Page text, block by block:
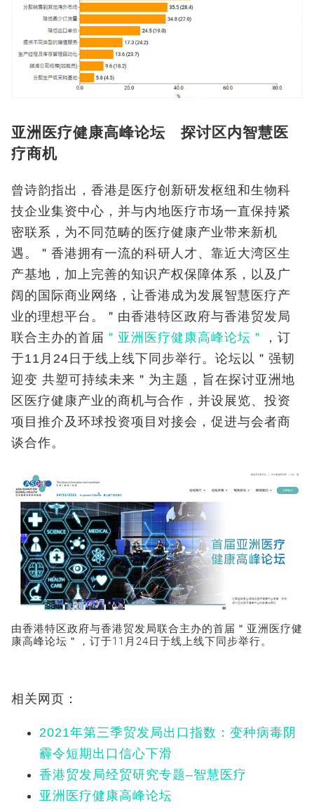
亚洲医疗健康高峰论坛 探讨区内智慧医
疗商机
曾诗韵指出，香港是医疗创新研发枢纽和生物科
技企业集资中心，并与内地医疗市场一直保持紧
密联系，为不同范畴的医疗健康产业带来新机
遇。＂香港拥有一流的科研人才、靠近大湾区生
产基地，加上完善的知识产权保障体系，以及广
阔的国际商业网络，让香港成为发展智慧医疗产
业的理想平台。＂由香港特区政府与香港贸发局
联合主办的首届 ＂亚洲医疗健康高峰论坛＂
，订
于11月24日于线上线下同步举行。论坛以＂强韧
迎变 共塑可持续未来＂为主题，旨在探讨亚洲地
区医疗健康产业的商机与合作，并设展览、投资
项目推介及环球投资项目对接会，促进与会者商
谈合作。
由香港特区政府与香港贸发局联合主办的首届＂亚洲医疗健
康高峰论坛＂，订于11月24日于线上线下同步举行。
相关网页：
2021年第三季贸发局出口指数：变种病毒阴
霾令短期出口信心下滑
香港贸发局经贸研究专题–智慧医疗
亚洲医疗健康高峰论坛